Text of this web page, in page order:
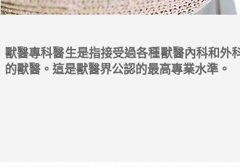
獸醫專科醫生是指接受過各種獸醫內科和外
的獸醫。這是獸醫界公認的最高專業水準。